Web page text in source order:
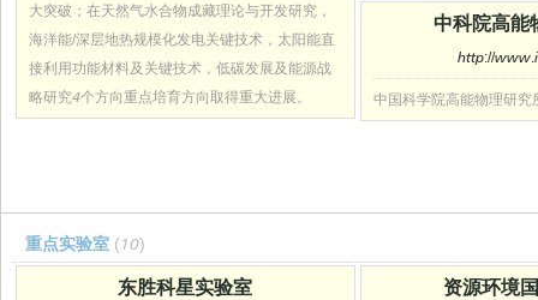
大突破；在天然气水合物成藏理论与开发研究，
海洋能/深层地热规模化发电关键技术，太阳能直
接利用功能材料及关键技术，低碳发展及能源战
略研究4个方向重点培育方向取得重大进展。
中科院高能
http://
中国科学院高能物理研究
重点实验室 (10)
东胜科星实验室 资源环境